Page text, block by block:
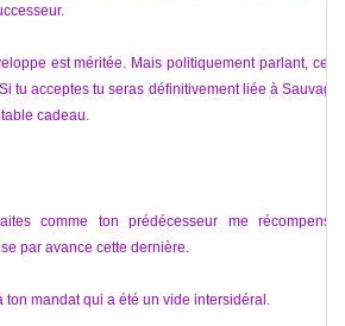
est méritée. Mais politiquement parlant, cette
tu acceptes tu seras définitivement liée à Sauvage.
cadeau.
comme ton prédécesseur me récompenser
par avance cette dernière.
ton mandat qui a été un vide intersidéral.